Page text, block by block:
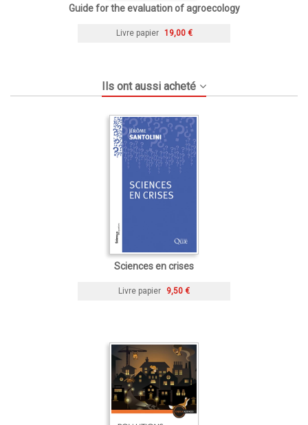
Guide for the evaluation of agroecology
Livre papier 19,00 €
Ils ont aussi acheté
Sciences en crises
Livre papier 9,50 €